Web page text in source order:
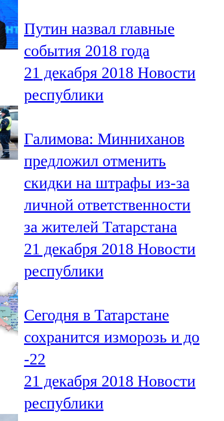
106,1 FM
Түбән Кама
102,6 FM
Чирмешән
Чистай
103,0 FM
Чүпрәле
91,0 FM
Шәмәрдән
102,3 FM
Яңа чишмә
Яр Чаллы
105,5 FM
Путин назвал главные
события 2018 года
21 декабря 2018 Новости
республики
Галимова: Минниханов
предложил отменить
скидки на штрафы из-за
личной ответственности
за жителей Татарстана
21 декабря 2018 Новости
республики
Сегодня в Татарстане
сохранится изморозь и до
-22
21 декабря 2018 Новости
республики